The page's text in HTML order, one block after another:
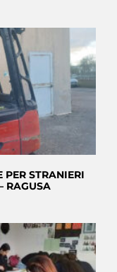
STRANIERI
RAGUSA